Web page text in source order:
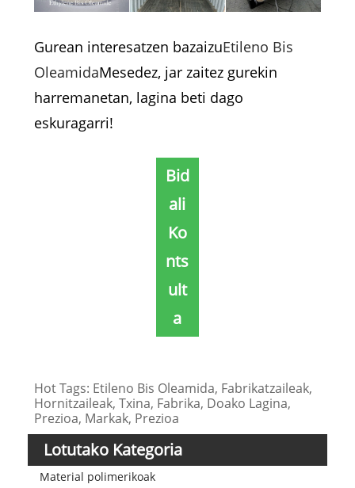
Gurean interesatzen bazaizuEtileno Bis
OleamidaMesedez, jar zaitez gurekin
harremanetan, lagina beti dago
eskuragarri!
Bid
ali
Ko
nts
ult
a
Hot Tags: Etileno Bis Oleamida, Fabrikatzaileak,
Hornitzaileak, Txina, Fabrika, Doako Lagina,
Prezioa, Markak, Prezioa
Lotutako Kategoria
Material polimerikoak